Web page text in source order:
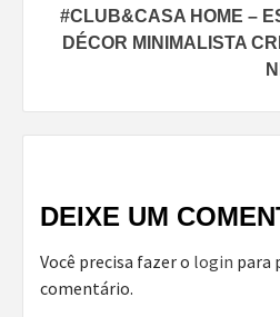
#CLUB&CASA HOME –
DÉCOR MINIMALISTA
DEIXE UM
Você precisa fazer o login para
comentário.